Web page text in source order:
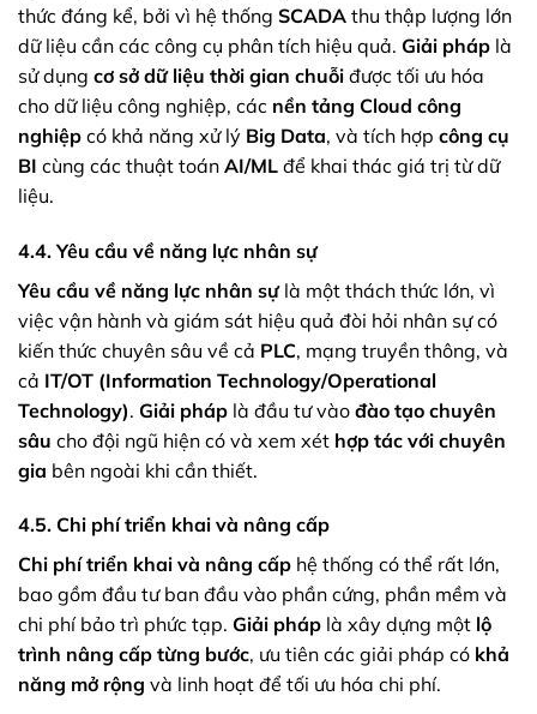
thức đáng kể, bởi vì hệ thống SCADA thu thập lượng lớn
dữ liệu cần các công cụ phân tích hiệu quả. Giải pháp là
sử dụng cơ sở dữ liệu thời gian chuỗi được tối ưu hóa
cho dữ liệu công nghiệp, các nền tảng Cloud công
nghiệp có khả năng xử lý Big Data, và tích hợp công cụ
BI cùng các thuật toán AI/ML để khai thác giá trị từ dữ
liệu.
4.4. Yêu cầu về năng lực nhân sự
Yêu cầu về năng lực nhân sựlà một thách thức lớn, vì
việc vận hành và giám sát hiệu quả đòi hỏi nhân sự có
kiến thức chuyên sâu về cả PLC, mạng truyền thông, và
cả IT/OT (Information Technology/Operational
Technology). Giải pháp là đầu tư vào đào tạo chuyên
sâu cho đội ngũ hiện có và xem xét hợp tác với chuyên
gia bên ngoài khi cần thiết.
4.5. Chi phí triển khai và nâng cấp
Chi phí triển khai và nâng cấp hệ thống có thể rất lớn,
bao gồm đầu tư ban đầu vào phần cứng, phần mềm và
chi phí bảo trì phức tạp. Giải pháp là xây dựng một lộ
trình nâng cấp từng bước, ưu tiên các giải pháp có khả
năng mở rộng và linh hoạt để tối ưu hóa chi phí.